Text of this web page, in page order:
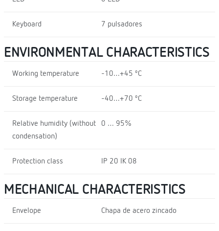
Keyboard 7 pulsadores
ENVIRONMENTAL CHARACTERISTICS
Working temperature -10…+45 ºC
Storage temperature -40…+70 ºC
Relative humidity (without
condensation)
0 … 95%
Protection class IP 20 IK 08
MECHANICAL CHARACTERISTICS
Envelope Chapa de acero zincado